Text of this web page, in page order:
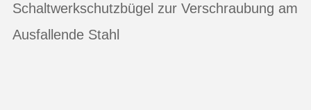
Schaltwerkschutzbügel zur Verschraubung am
Ausfallende Stahl